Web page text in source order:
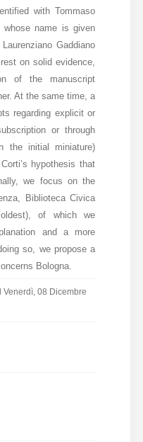
with Tommaso
whose name is given
Gaddiano
on solid evidence,
of the manuscript
At the same time, a
regarding explicit or
or through
the initial miniature)
hypothesis that
we focus on the
Biblioteca Civica
of which we
and a more
so, we propose a
Bologna.
Venerdì, 08 Dicembre